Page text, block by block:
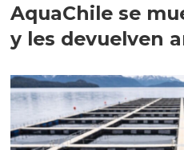
AquaChile se
y les devuelven